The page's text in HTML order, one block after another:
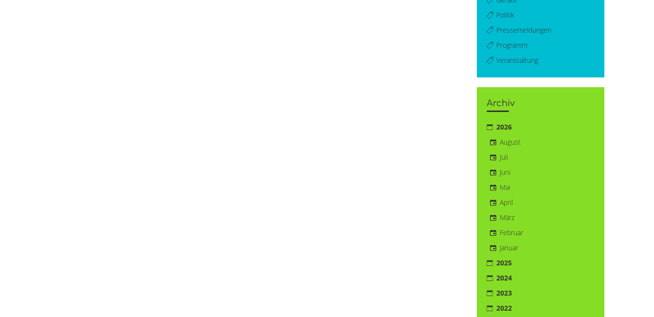
Politik
Pressemeldungen
Programm
Veranstaltung
Archiv
2026
August
Juli
Juni
Mai
April
März
Februar
Januar
2025
2024
2023
2022